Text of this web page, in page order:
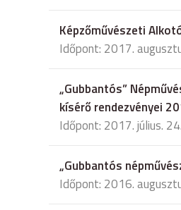
Képzőművészeti
Időpont: 2017.
„Gubbantós”
kísérő rendezvényei
Időpont: 2017. július. 24.
„Gubbantós
Időpont: 2016.